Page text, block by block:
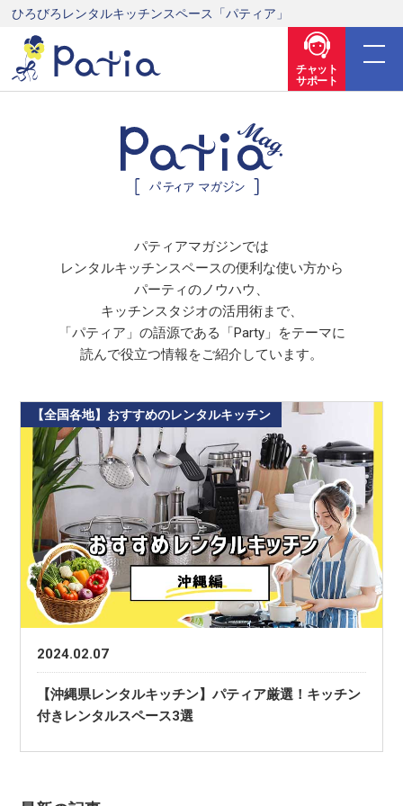
ひろびろレンタルキッチンスペース「パティア」
チャット
サポート
パティアマガジンでは
レンタルキッチンスペースの便利な使い方から
パーティのノウハウ、
キッチンスタジオの活用術まで、
「パティア」の語源である「Party」をテーマに
読んで役立つ情報をご紹介しています。
【全国各地】おすすめのレンタルキッチン
2024.02.07
【沖縄県レンタルキッチン】パティア厳選！キッチン
付きレンタルスペース3選